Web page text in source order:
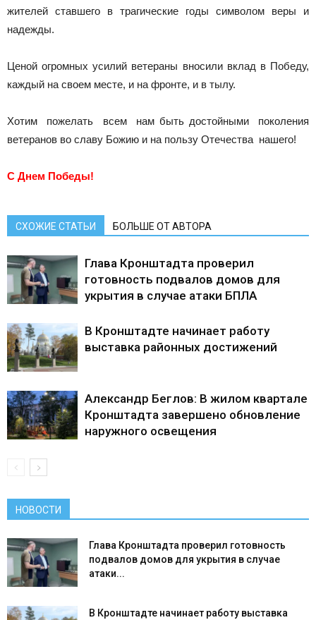
жителей ставшего в трагические годы символом веры и
надежды.
Ценой огромных усилий ветераны вносили вклад в Победу,
каждый на своем месте, и на фронте, и в тылу.
Хотим пожелать всем нам быть достойными поколения
ветеранов во славу Божию и на пользу Отечества нашего!
С Днем Победы!
СХОЖИЕ СТАТЬИ БОЛЬШЕ ОТ АВТОРА
Глава Кронштадта проверил
готовность подвалов домов для
укрытия в случае атаки БПЛА
В Кронштадте начинает работу
выставка районных достижений
Александр Беглов: В жилом квартале
Кронштадта завершено обновление
наружного освещения
НОВОСТИ
Глава Кронштадта проверил готовность
подвалов домов для укрытия в случае
атаки...
В Кронштадте начинает работу выставка